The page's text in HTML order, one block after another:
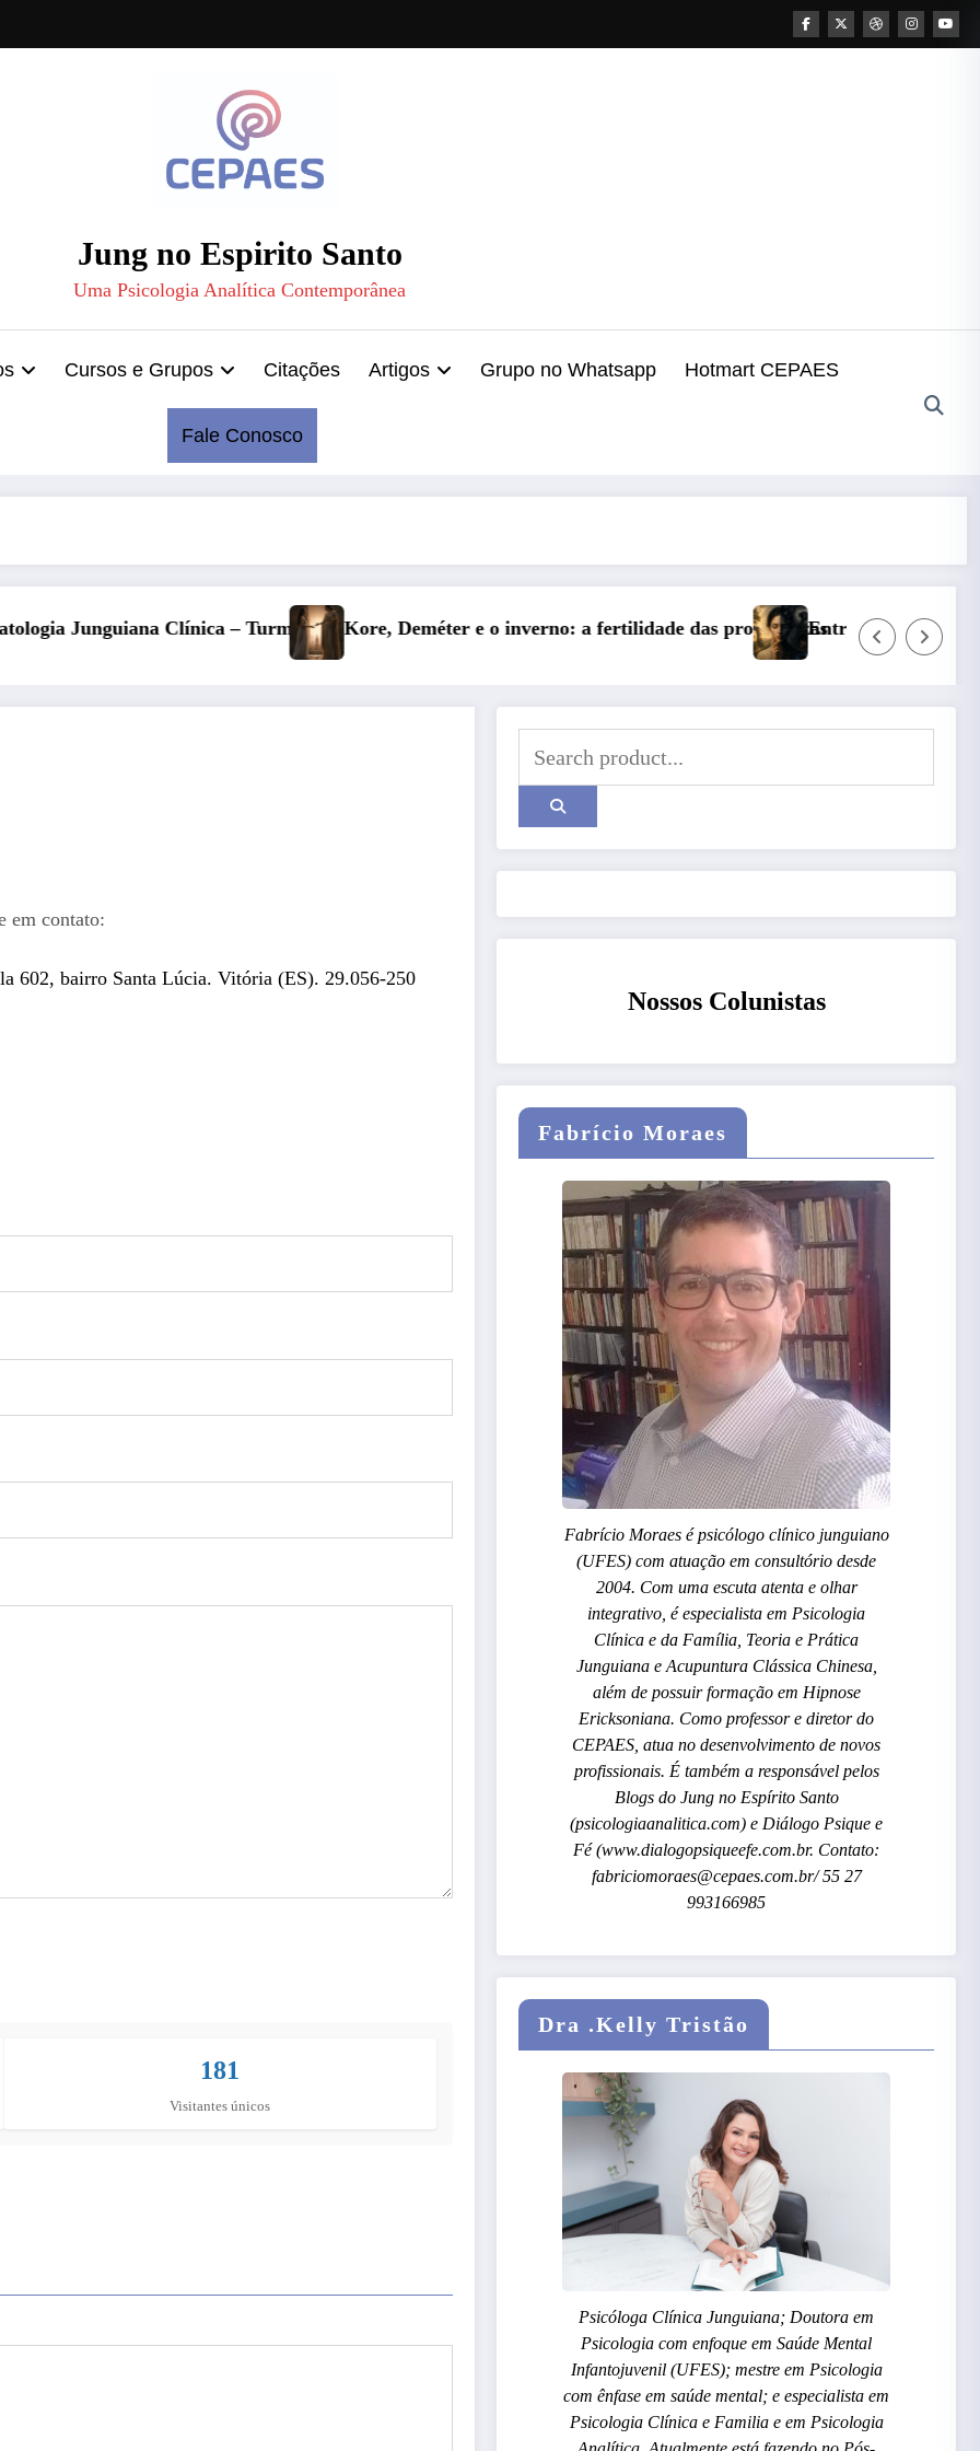
Jung no Espirito Santo
Uma Psicologia Analítica Contemporânea
Cursos e Grupos Citações Artigos Grupo no Whatsapp Hotmart CEPAES
Fale Conosco
6 Kore, Deméter e o inverno: a fertilidade das profundezasEntre o Falso e o Não Vivido: trauma, simbolização e
em contato:
602, bairro Santa Lúcia. Vitória (ES). 29.056-250
181
Visitantes únicos
Nossos Colunistas
Fabrício Moraes
Fabrício Moraes é psicólogo clínico junguiano
(UFES) com atuação em consultório desde
2004. Com uma escuta atenta e olhar
integrativo, é especialista em Psicologia
Clínica e da Família, Teoria e Prática
Junguiana e Acupuntura Clássica Chinesa,
além de possuir formação em Hipnose
Ericksoniana. Como professor e diretor do
CEPAES, atua no desenvolvimento de novos
profissionais. É também a responsável pelos
Blogs do Jung no Espírito Santo
(psicologiaanalitica.com) e Diálogo Psique e
Fé (www.dialogopsiqueefe.com.br. Contato:
fabriciomoraes@cepaes.com.br/ 55 27
993166985
Dra .Kelly Tristão
Psicóloga Clínica Junguiana; Doutora em
Psicologia com enfoque em Saúde Mental
Infantojuvenil (UFES); mestre em Psicologia
com ênfase em saúde mental; e especialista em
Psicologia Clínica e Familia e em Psicologia